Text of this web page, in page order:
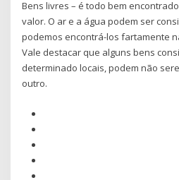
Bens livres – é todo bem
valor. O ar e a água podem ser
podemos encontrá-los fartamente
Vale destacar que alguns bens
determinado locais, podem não
outro.